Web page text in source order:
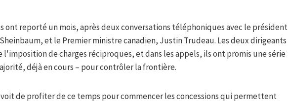
ont reporté un mois, après deux conversations téléphoniques avec le président
et le Premier ministre canadien, Justin Trudeau. Les deux dirigeants
l'imposition de charges réciproques, et dans les appels, ils ont promis une série
déjà en cours – pour contrôler la frontière.
de profiter de ce temps pour commencer les concessions qui permettent